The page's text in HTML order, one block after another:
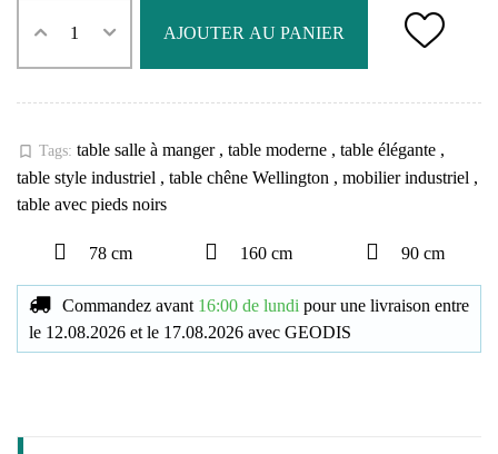
AJOUTER AU PANIER
bookmark_border Tags: table salle à manger , table moderne , table élégante ,
table style industriel , table chêne Wellington , mobilier industriel ,
table avec pieds noirs
78 cm 160 cm 90 cm
Commandez avant 16:00 de lundi pour une livraison entre
le 12.08.2026 et le 17.08.2026 avec GEODIS